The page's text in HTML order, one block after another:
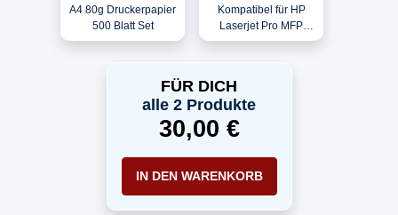
A4 80g Druckerpapier
500 Blatt Set
Kompatibel für HP
Laserjet Pro MFP
M176DN / CF350A /
FÜR DICH
alle 2 Produkte
30,00 €
IN DEN WARENKORB